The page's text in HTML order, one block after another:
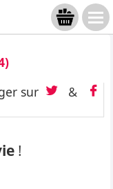
sur &
!